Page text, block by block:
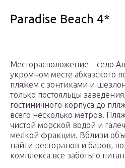
Paradise Beach 4*
Месторасположение – село
укромном месте абхазского
пляжем с зонтиками и
только постояльцы
гостиничного корпуса до
всего несколько метров.
чистой морской водой и
мелкой фракции. Вблизи
найти ресторанов и баров,
комплекса все заботы о